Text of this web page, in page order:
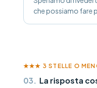
che possiamo fare
★★★ 3 STELLE O
03. La risposta